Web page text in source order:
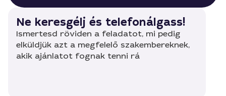
Ne keresgélj és telefonálgass!
Ismertesd röviden a feladatot, mi pedig
elküldjük azt a megfelelő szakembereknek,
akik ajánlatot fognak tenni rá